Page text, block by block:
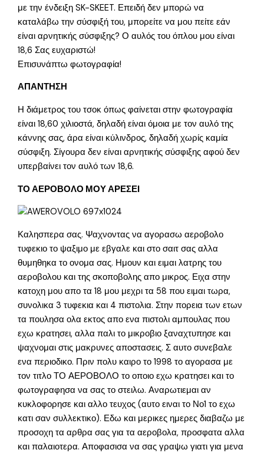
με την ένδειξη SK-SKEET. Επειδή δεν μπορώ να
καταλάβω την σύσφιξή του, μπορείτε να μου πείτε εάν
είναι αρνητικής σύσφιξης? Ο αυλός του όπλου μου είναι
18,6 Σας ευχαριστώ!
Επισυνάπτω φωτογραφία!
ΑΠΑΝΤΗΣΗ
Η διάμετρος του τσοκ όπως φαίνεται στην φωτογραφία
είναι 18,60 χιλιοστά, δηλαδή είναι όμοια με τον αυλό της
κάννης σας, άρα είναι κύλινδρος, δηλαδή χωρίς καμία
σύσφιξη. Σίγουρα δεν είναι αρνητικής σύσφιξης αφού δεν
υπερβαίνει τον αυλό των 18,6.
ΤΟ ΑΕΡΟΒΟΛΟ ΜΟΥ ΑΡΕΣΕΙ
Καλησπερα σας. Ψαχνοντας να αγορασω αεροβολο
τυφεκιο το ψαξιμο με εβγαλε και στο σαιτ σας αλλα
θυμηθηκα το ονομα σας. Ημουν και ειμαι λατρης του
αεροβολου και της σκοποβολης απο μικρος. Ειχα στην
κατοχη μου απο τα 18 μου μεχρι τα 58 που ειμαι τωρα,
συνολικα 3 τυφεκια και 4 πιστολια. Στην πορεια των ετων
τα πουλησα ολα εκτος απο ενα πιστολι αμπουλας που
εχω κρατησει, αλλα παλι το μικροβιο ξαναχτυπησε και
ψαχνομαι στις μακρυνες αποστασεις. Σ αυτο συνεβαλε
ενα περιοδικο. Πριν πολυ καιρο το 1998 το αγορασα με
τον τιτλο ΤΟ ΑΕΡΟΒΟΛΟ το οποιο εχω κρατησει και το
φωτογραφησα να σας το στειλω. Αναρωτιεμαι αν
κυκλοφορησε και αλλο τευχος (αυτο ειναι το Νο1 το εχω
κατι σαν συλλεκτικο). Εδω και μερικες ημερες διαβαζω με
προσοχη τα αρθρα σας για τα αεροβολα, προσφατα αλλα
και παλαιοτερα. Αποφασισα να σας γραψω γιατι για μενα